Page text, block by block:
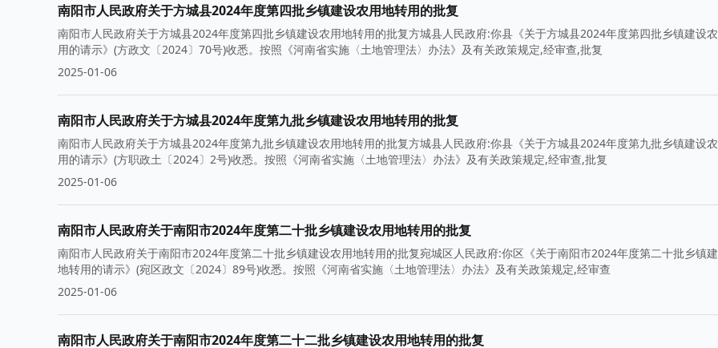
南阳市人民政府关于方城县2024年度第四批乡镇建设农用地转用的批复
南阳市人民政府关于方城县2024年度第四批乡镇建设农用地转用的批复方城县人民政府:你县《关于方城县2024年度第四批乡镇建设
用的请示》(方政文〔2024〕70号)收悉。按照《河南省实施〈土地管理法〉办法》及有关政策规定,经审查,批复
2025-01-06
南阳市人民政府关于方城县2024年度第九批乡镇建设农用地转用的批复
南阳市人民政府关于方城县2024年度第九批乡镇建设农用地转用的批复方城县人民政府:你县《关于方城县2024年度第九批乡镇建设
用的请示》(方职政土〔2024〕2号)收悉。按照《河南省实施〈土地管理法〉办法》及有关政策规定,经审查,批复
2025-01-06
南阳市人民政府关于南阳市2024年度第二十批乡镇建设农用地转用的批复
南阳市人民政府关于南阳市2024年度第二十批乡镇建设农用地转用的批复宛城区人民政府:你区《关于南阳市2024年度第二十批乡镇
地转用的请示》(宛区政文〔2024〕89号)收悉。按照《河南省实施〈土地管理法〉办法》及有关政策规定,经审查
2025-01-06
南阳市人民政府关于南阳市2024年度第二十二批乡镇建设农用地转用的批复